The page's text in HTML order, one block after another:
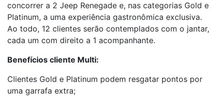
concorrer a 2 Jeep Renegade e, nas categorias Gold e
Platinum, a uma experiência gastronômica exclusiva.
Ao todo, 12 clientes serão contemplados com o jantar,
cada um com direito a 1 acompanhante.
Benefícios cliente Multi:
Clientes Gold e Platinum podem resgatar pontos por
uma garrafa extra;